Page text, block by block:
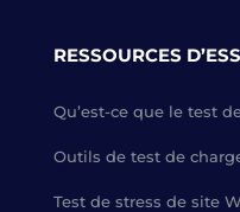
RESSOURCES
Qu’est-ce que le test
Outils de test de
Test de stress de site